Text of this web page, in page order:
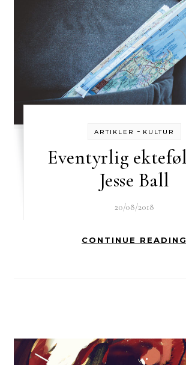
ARTIKLER - KULTUR
Eventyrlig
Jesse Ball
20/08/2018
CONTINUE READING